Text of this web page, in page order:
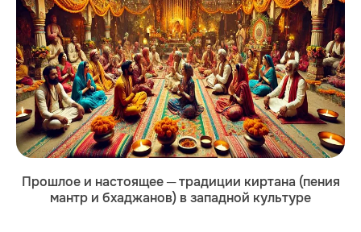
Прошлое и настоящее ─ традиции киртана (пения
мантр и бхаджанов) в западной культуре